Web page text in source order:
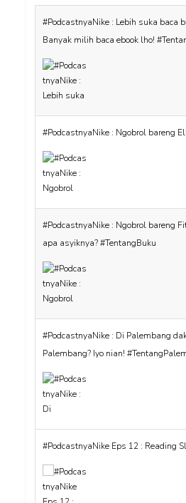
#PodcastnyaNike : Lebih suka baca
Banyak milih baca ebook lho!
#PodcastnyaNike : Ngobrol bareng
#PodcastnyaNike : Ngobrol bareng
apa asyiknya? #TentangBuku
#PodcastnyaNike : Di Palembang
Palembang? Iyo nian!
#PodcastnyaNike Eps 12 : Reading